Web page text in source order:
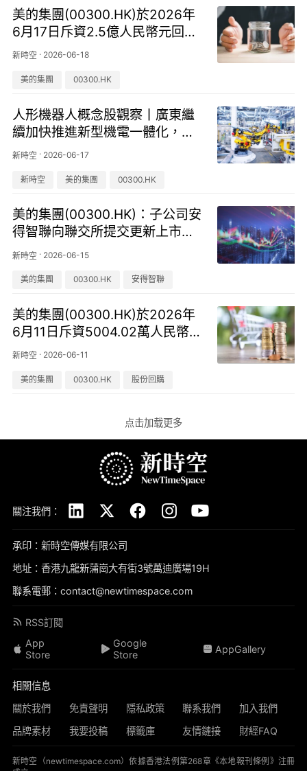
美的集團(00300.HK)於2026年
6月17日斥資2.5億人民幣元回購
315.83萬股
新時空· 2026-06-18
美的集團 00300.HK
人形機器人概念股觀察丨廣東繼
續加快推進新型機電一體化，美
的集團 (00300.HK)震蕩走弱
新時空· 2026-06-17
新時空 美的集團 00300.HK
美的集團(00300.HK)：子公司安
得智聯向聯交所提交更新上市申
請
新時空· 2026-06-15
美的集團 00300.HK 安得智聯
美的集團(00300.HK)於2026年
6月11日斥資5004.02萬人民幣元
回購58.87萬股
新時空· 2026-06-11
美的集團 00300.HK 股份回購
点击加载更多
關注我們：
承印：新時空傳媒有限公司
地址：香港九龍新蒲崗大有街3號萬迪廣場19H
聯系電郵：contact@newtimespace.com
RSS訂閱
App
Store
Google
Store
AppGallery
相關信息
關於我們
免責聲明 隱私政策 聯系我們
加入我們
品牌素材
我要投稿 標籤庫 友情鏈接 財經FAQ
新時空（newtimespace.com）依據香港法例第268章《本地報刊條例》注冊